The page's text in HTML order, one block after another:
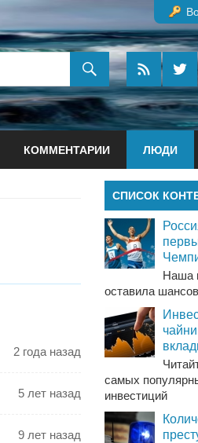
КОММЕНТАРИИ ЛЮДИ
2 года назад
5 лет назад
9 лет назад
СПИСОК
Наша
оставила
самых
инвестиций